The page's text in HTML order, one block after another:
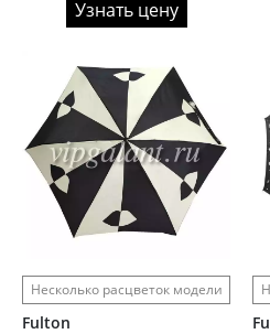
Узнать цену
Несколько расцветок модели
Fulton